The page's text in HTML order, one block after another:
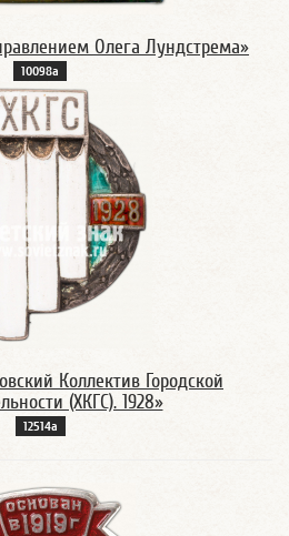
Олега Лундстрема»
10098а
Коллектив Городской
(ХКГС). 1928»
12514а